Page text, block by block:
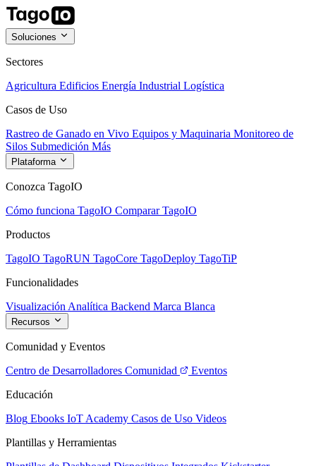
Soluciones
Sectores
Agricultura Edificios Energía Industrial Logística
Casos de Uso
Rastreo de Ganado en Vivo Equipos y Maquinaria Monitoreo de
Silos Submedición Más
Plataforma
Conozca TagoIO
Cómo funciona TagoIO Comparar TagoIO
Productos
TagoIO TagoRUN TagoCore TagoDeploy TagoTiP
Funcionalidades
Visualización Analítica Backend Marca Blanca
Recursos
Comunidad y Eventos
Centro de Desarrolladores Comunidad
Eventos
Educación
Blog Ebooks IoT Academy Casos de Uso Videos
Plantillas y Herramientas